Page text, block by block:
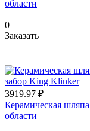
области
0
Заказать
3919.97 ₽
Керамическая
области